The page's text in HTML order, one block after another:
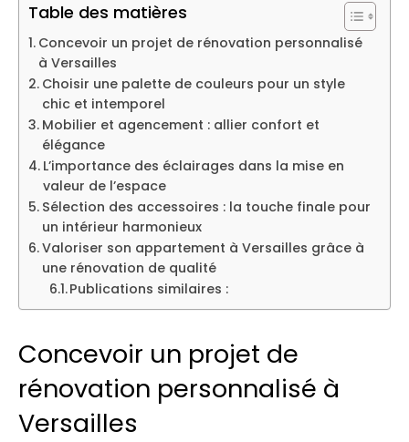
Table des matières
Concevoir un projet de rénovation personnalisé
à Versailles
Choisir une palette de couleurs pour un style
chic et intemporel
Mobilier et agencement : allier confort et
élégance
L’importance des éclairages dans la mise en
valeur de l’espace
Sélection des accessoires : la touche finale pour
un intérieur harmonieux
Valoriser son appartement à Versailles grâce à
une rénovation de qualité
Publications similaires :
Concevoir un projet de
rénovation personnalisé à
Versailles